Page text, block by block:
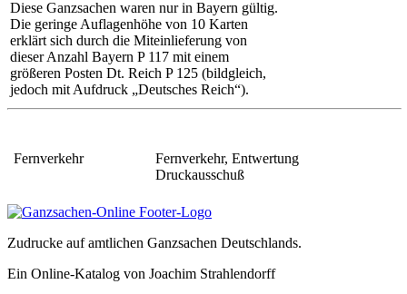
Diese Ganzsachen waren nur in Bayern gültig.
Die geringe Auflagenhöhe von 10 Karten
erklärt sich durch die Miteinlieferung von
dieser Anzahl Bayern P 117 mit einem
größeren Posten Dt. Reich P 125 (bildgleich,
jedoch mit Aufdruck „Deutsches Reich“).
Fernverkehr
Fernverkehr, Entwertung
Druckausschuß
Zudrucke auf amtlichen Ganzsachen Deutschlands.
Ein Online-Katalog von Joachim Strahlendorff